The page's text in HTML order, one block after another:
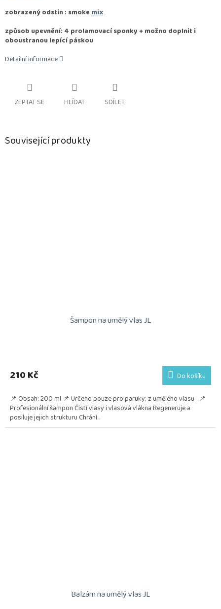
zobrazený odstín : smokemix
způsob upevnění: 4 prolamovací sponky + možno doplnit i
oboustranou lepící páskou
Detailní informace
ZEPTAT SE HLÍDAT SDÍLET
Související produkty
Šampon na umělý vlas JL
210 Kč Do košíku
📌 Obsah: 200 ml 📌 Určeno pouze pro paruky: z umělého vlasu 📌
Profesionální šampon Čistí vlasy i vlasová vlákna Regeneruje a
posiluje jejich strukturu Chrání...
Balzám na umělý vlas JL